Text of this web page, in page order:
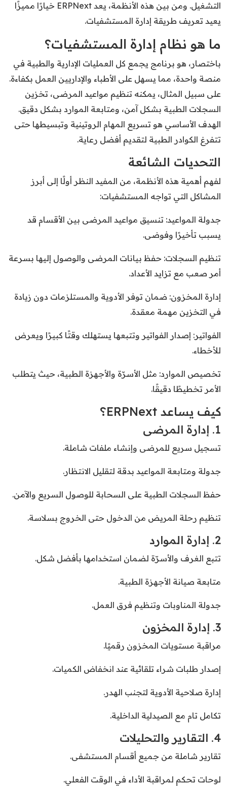
التشغيل. ومن بين هذه الأنظمة، يعد ERPNext خيارًا مميزًا
يعيد تعريف طريقة إدارة المستشفيات.
ما هو نظام إدارة المستشفيات؟
باختصار، هو برنامج يجمع كل العمليات الإدارية والطبية في
منصة واحدة، مما يسهل على الأطباء والإداريين العمل بكفاءة.
على سبيل المثال، يمكنه تنظيم مواعيد المرضى، تخزين
السجلات الطبية بشكل آمن، ومتابعة الموارد بشكل دقيق.
الهدف الأساسي هو تسريع المهام الروتينية وتبسيطها حتى
تتفرغ الكوادر الطبية لتقديم أفضل رعاية.
التحديات الشائعة
لفهم أهمية هذه الأنظمة، من المفيد النظر أولًا إلى أبرز
المشاكل التي تواجه المستشفيات:
جدولة المواعيد: تنسيق مواعيد المرضى بين الأقسام قد
يسبب تأخيرًا وفوضى.
تنظيم السجلات: حفظ بيانات المرضى والوصول إليها بسرعة
أمر صعب مع تزايد الأعداد.
إدارة المخزون: ضمان توفر الأدوية والمستلزمات دون زيادة
في التخزين مهمة معقدة.
الفواتير: إصدار الفواتير وتتبعها يستهلك وقتًا كبيرًا ويعرض
للأخطاء.
تخصيص الموارد: مثل الأسرّة والأجهزة الطبية، حيث يتطلب
الأمر تخطيطًا دقيقًا.
كيف يساعد ERPNext؟
1. إدارة المرضى
تسجيل سريع للمرضى وإنشاء ملفات شاملة.
جدولة ومتابعة المواعيد بدقة لتقليل الانتظار.
حفظ السجلات الطبية على السحابة للوصول السريع والآمن.
تنظيم رحلة المريض من الدخول حتى الخروج بسلاسة.
2. إدارة الموارد
تتبع الغرف والأسرّة لضمان استخدامها بأفضل شكل.
متابعة صيانة الأجهزة الطبية.
جدولة المناوبات وتنظيم فرق العمل.
3. إدارة المخزون
مراقبة مستويات المخزون رقميًا.
إصدار طلبات شراء تلقائية عند انخفاض الكميات.
إدارة صلاحية الأدوية لتجنب الهدر.
تكامل تام مع الصيدلية الداخلية.
4. التقارير والتحليلات
تقارير شاملة من جميع أقسام المستشفى.
لوحات تحكم لمراقبة الأداء في الوقت الفعلي.